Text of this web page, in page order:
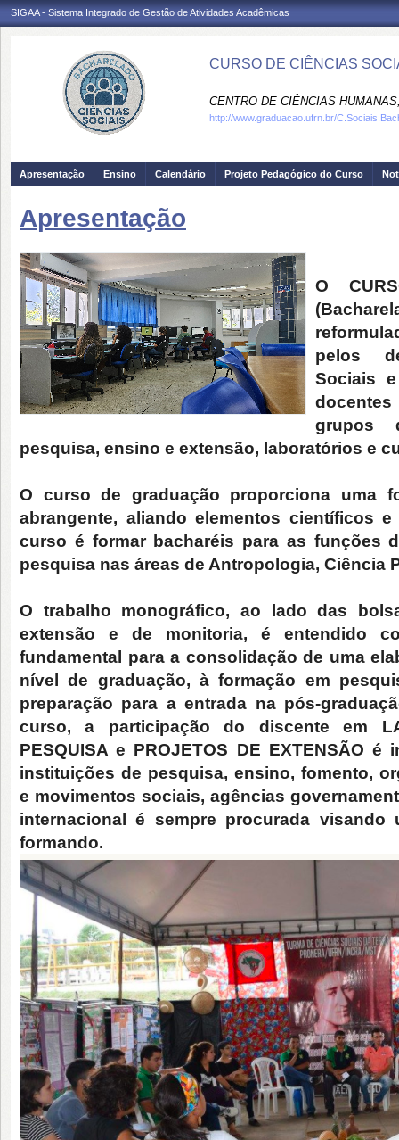
SIGAA - Sistema Integrado de Gestão de Atividades Acadêmicas
CURSO DE CIÊNCIAS
CENTRO DE CIÊNCIAS
http://www.graduacao.ufrn.br/
Apresentação Ensino Calendário Projeto Pedagógico do Curso
Apresentação
O
pelos
Sociais
grupos
pesquisa, ensino e extensão, laboratórios e
O curso de graduação proporciona uma
abrangente, aliando elementos científicos
curso é formar bacharéis para as funções
pesquisa nas áreas de Antropologia, Ciência
O trabalho monográfico, ao lado das
extensão e de monitoria, é entendido
fundamental para a consolidação de uma
nível de graduação, à formação em
preparação para a entrada na pós-
curso, a participação do discente em
PESQUISA e PROJETOS DE EXTENSÃO
instituições de pesquisa, ensino, fomento,
e movimentos sociais, agências
internacional é sempre procurada
formando.